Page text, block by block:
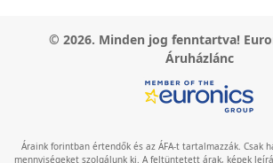
© 2026. Minden jog fenntartva!
Áruházlánc
Áraink forintban értendők és az ÁFA-t tartalmazzák. Csak
mennyiségeket szolgálunk ki. A feltüntetett árak, képek